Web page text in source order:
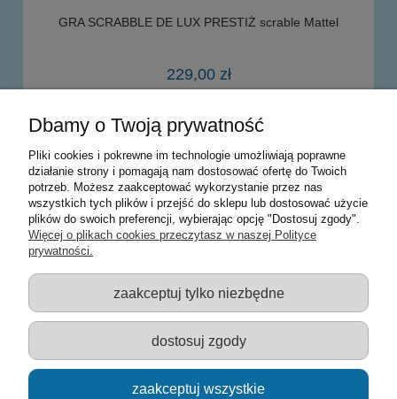
GRA SCRABBLE DE LUX PRESTIŻ scrable Mattel
229,00 zł
powiadom o dostępności
Warunki zakupów
Moje konto
Informacje o sklepie
Sklep z zabawkami Łódź :: Hurownia zabawek :: Zabawki
edukacyjne :: Zestawy artystyczne :: Zabawki :: samochody Welly
:: Zabawkownia :: zabawki dla dzieci :: Lalki :: Klocki :: Artykuły
szkolne ::
Dbamy o Twoją prywatność
Pliki cookies i pokrewne im technologie umożliwiają poprawne
działanie strony i pomagają nam dostosować ofertę do Twoich
potrzeb. Możesz zaakceptować wykorzystanie przez nas
wszystkich tych plików i przejść do sklepu lub dostosować użycie
plików do swoich preferencji, wybierając opcję "Dostosuj zgody".
Więcej o plikach cookies przeczytasz w naszej Polityce
prywatności.
zaakceptuj tylko niezbędne
dostosuj zgody
zaakceptuj wszystkie